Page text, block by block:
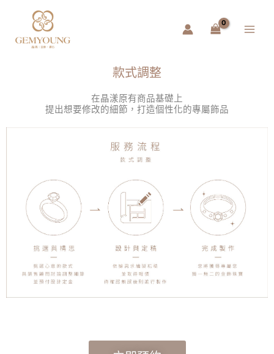
Menu
款式調整
在晶漾原有商品基礎上
提出想要修改的細節，打造個性化的專屬飾品